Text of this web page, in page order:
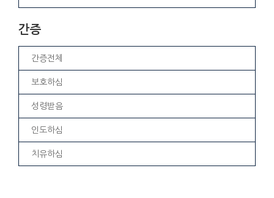
간증
간증전체
보호하심
성령받음
인도하심
치유하심